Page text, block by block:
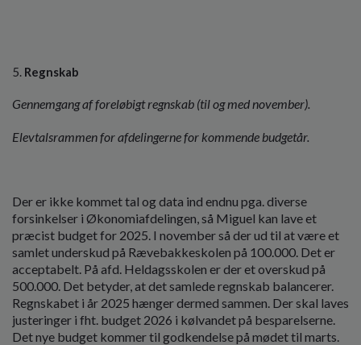
Regnskab
Gennemgang af foreløbigt regnskab (til og med november).
Elevtalsrammen for afdelingerne for kommende budgetår.
Der er ikke kommet tal og data ind endnu pga. diverse
forsinkelser i Økonomiafdelingen, så Miguel kan lave et
præcist budget for 2025. I november så der ud til at være et
samlet underskud på Rævebakkeskolen på 100.000. Det er
acceptabelt. På afd. Heldagsskolen er der et overskud på
500.000. Det betyder, at det samlede regnskab balancerer.
Regnskabet i år 2025 hænger dermed sammen. Der skal laves
justeringer i fht. budget 2026 i kølvandet på besparelserne.
Det nye budget kommer til godkendelse på mødet til marts.